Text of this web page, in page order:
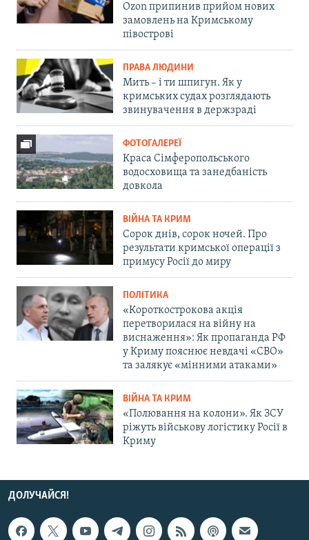
Ozon припинив прийом нових
замовлень на Кримському
півострові
ПРАВА ЛЮДИНИ
Мить – і ти шпигун. Як у
кримських судах розглядають
звинувачення в держзраді
ФОТОГАЛЕРЕЇ
Краса Сімферопольського
водосховища та занедбаність
довкола
ВІЙНА ТА КРИМ
Сорок днів, сорок ночей. Про
результати кримської операції з
примусу Росії до миру
ПОЛІТИКА
«Короткострокова акція
перетворилася на війну на
виснаження»: Як пропаганда РФ
у Криму пояснює невдачі «СВО»
та залякує «мінними атаками»
ВІЙНА ТА КРИМ
«Полювання на колони». Як ЗСУ
ріжуть військову логістику Росії в
Криму
ДОЛУЧАЙСЯ!